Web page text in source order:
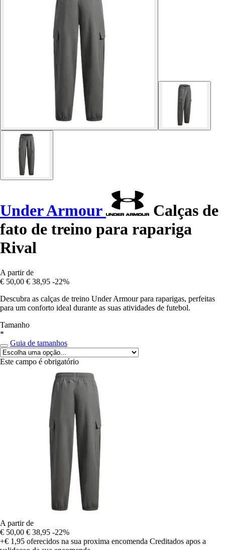
Under Armour
Calças de
fato de treino para rapariga
Rival
A partir de
€ 50,00 € 38,95 -22%
Descubra as calças de treino Under Armour para raparigas, perfeitas
para um conforto ideal durante as suas atividades de futebol.
Tamanho
*
Guia de tamanhos
Este campo é obrigatório
A partir de
€ 50,00 € 38,95 -22%
+€ 1,95 oferecidos na sua proxima encomenda Creditados apos a